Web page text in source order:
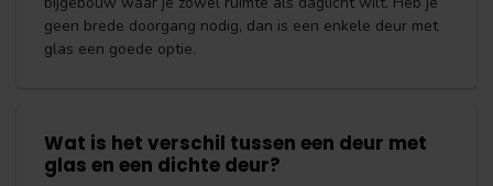
geen brede doorgang nodig, dan is een enkele deur met
glas een goede optie.
Wat is het verschil tussen een deur met
glas en een dichte deur?